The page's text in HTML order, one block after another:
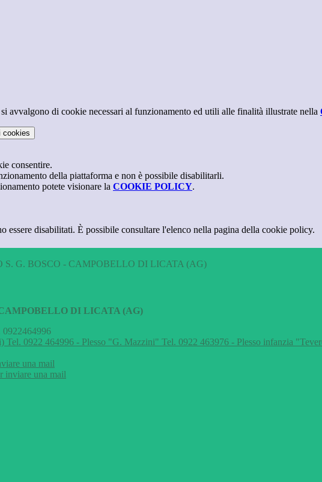
avvalgono di cookie necessari al funzionamento ed utili alle finalità illustrate nella
cookies
consentire.
della piattaforma e non è possibile disabilitarli.
potete visionare la COOKIE POLICY.
essere disabilitati. È possibile consultare l'elenco nella pagina della cookie policy.
S. G. BOSCO - CAMPOBELLO DI LICATA (AG)
DI LICATA (AG)
0922464996
Tel. 0922 464996 - Plesso "G. Mazzini" Tel. 0922 463976 - Plesso infanzia
una mail
inviare una mail